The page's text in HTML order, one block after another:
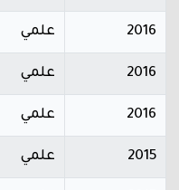
2016 علمي
2016 علمي
2016 علمي
2015 علمي